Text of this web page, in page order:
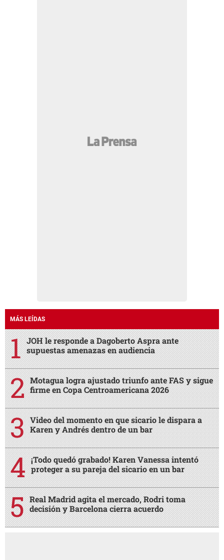
MÁS LEÍDAS
JOH le responde a Dagoberto Aspra ante
supuestas amenazas en audiencia
Motagua logra ajustado triunfo ante FAS y sigue
firme en Copa Centroamericana 2026
Video del momento en que sicario le dispara a
Karen y Andrés dentro de un bar
¡Todo quedó grabado! Karen Vanessa intentó
proteger a su pareja del sicario en un bar
Real Madrid agita el mercado, Rodri toma
decisión y Barcelona cierra acuerdo